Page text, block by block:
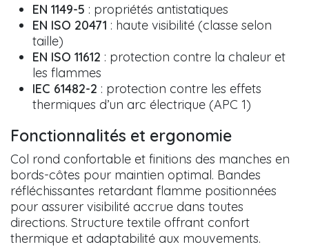
EN 1149-5 : propriétés antistatiques
EN ISO 20471 : haute visibilité (classe selon
taille)
EN ISO 11612 : protection contre la chaleur et
les flammes
IEC 61482-2 : protection contre les effets
thermiques d’un arc électrique (APC 1)
Fonctionnalités et ergonomie
Col rond confortable et finitions des manches en
bords-côtes pour maintien optimal. Bandes
réfléchissantes retardant flamme positionnées
pour assurer visibilité accrue dans toutes
directions. Structure textile offrant confort
thermique et adaptabilité aux mouvements.